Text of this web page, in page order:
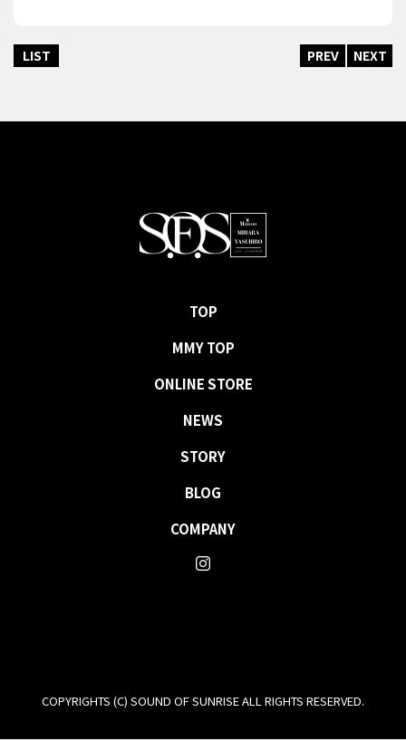
LIST PREV NEXT
TOP
MMY TOP
ONLINE STORE
NEWS
STORY
BLOG
COMPANY
COPYRIGHTS (C) SOUND OF SUNRISE ALL RIGHTS RESERVED.